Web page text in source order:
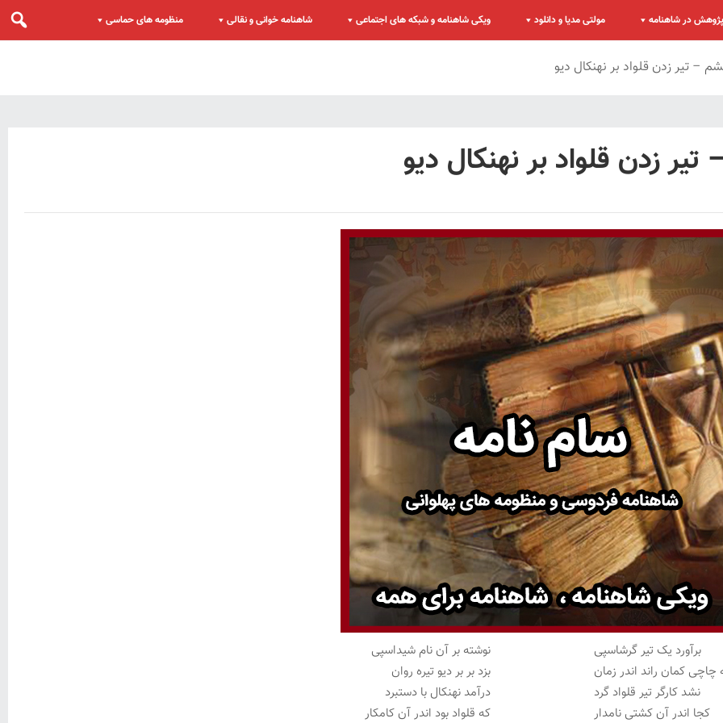
پژوهش در شاهنامه مولتی مدیا و دانلود ویکی شاهنامه و شبکه های اجتماعی شاهنامه خوانی و نقالی منظومه های حماسی
تیر زدن قلواد بر نهنکال دیو
زدن قلواد بر نهنکال دیو
برآورد یک تیر گرشاسپی
نوشته بر آن نام شیداسپی
چاچی کمان راند اندر زمان
بزد بر بر دیو تیره روان
نشد کارگر تیر قلواد گرد
درآمد نهنکال با دستبرد
کجا اندر آن کشتی نامدار
که قلواد بود اندر آن کامکار